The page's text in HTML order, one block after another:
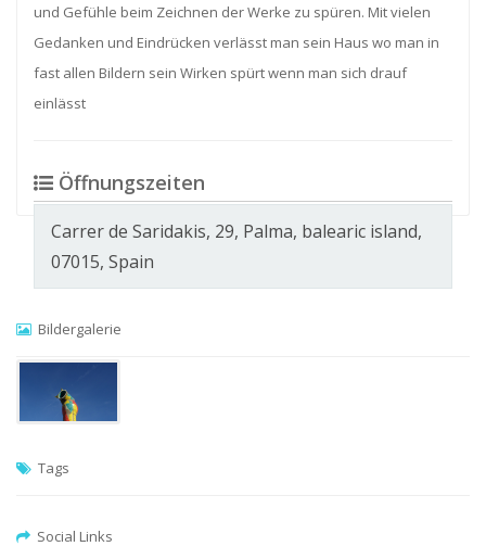
und Gefühle beim Zeichnen der Werke zu spüren. Mit vielen
Gedanken und Eindrücken verlässt man sein Haus wo man in
fast allen Bildern sein Wirken spürt wenn man sich drauf
einlässt
Öffnungszeiten
Carrer de Saridakis, 29, Palma, balearic island,
07015, Spain
Bildergalerie
Tags
Social Links